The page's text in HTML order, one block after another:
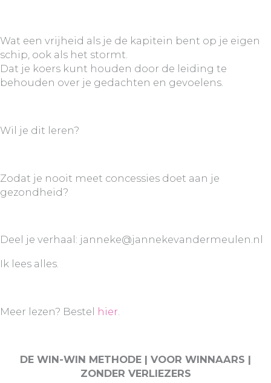
Wat een vrijheid als je de kapitein bent op je eigen
schip, ook als het stormt.
Dat je koers kunt houden door de leiding te
behouden over je gedachten en gevoelens.
Wil je dit leren?
Zodat je nooit meet concessies doet aan je
gezondheid?
Deel je verhaal: janneke@jannekevandermeulen.nl
Ik lees alles.
Meer lezen? Bestel hier
DE WIN-WIN METHODE | VOOR WINNAARS |
ZONDER VERLIEZERS